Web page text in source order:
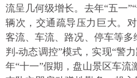
流呈几何级增长。去年“五一
辆次，交通疏导压力巨大。
客流、车流、路况、停车等
判-动态调控”模式，实现“警
年“十一”假期，盘山景区车流